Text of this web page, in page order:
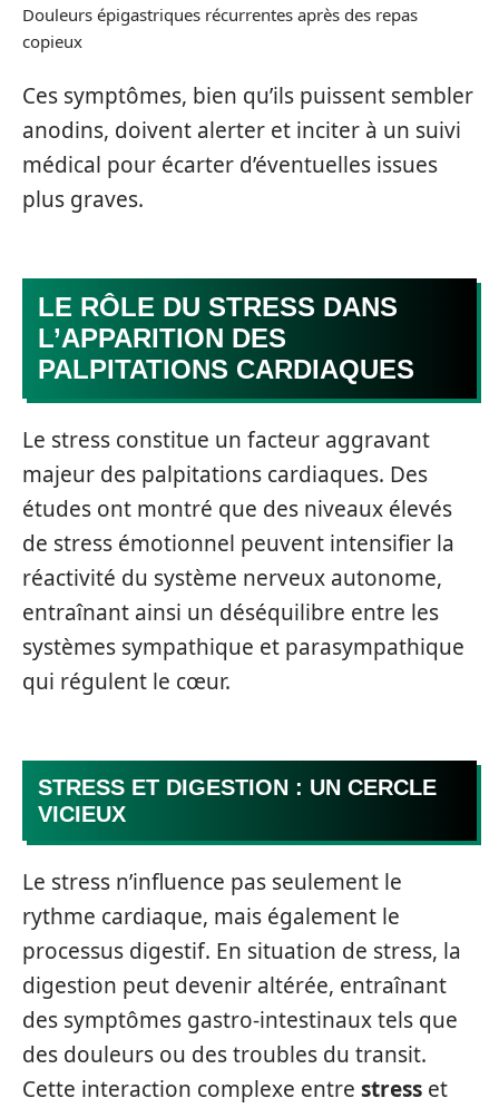
Douleurs épigastriques récurrentes après des repas
copieux
Ces symptômes, bien qu’ils puissent sembler
anodins, doivent alerter et inciter à un suivi
médical pour écarter d’éventuelles issues
plus graves.
LE RÔLE DU STRESS DANS
L’APPARITION DES
PALPITATIONS CARDIAQUES
Le stress constitue un facteur aggravant
majeur des palpitations cardiaques. Des
études ont montré que des niveaux élevés
de stress émotionnel peuvent intensifier la
réactivité du système nerveux autonome,
entraînant ainsi un déséquilibre entre les
systèmes sympathique et parasympathique
qui régulent le cœur.
STRESS ET DIGESTION : UN CERCLE
VICIEUX
Le stress n’influence pas seulement le
rythme cardiaque, mais également le
processus digestif. En situation de stress, la
digestion peut devenir altérée, entraînant
des symptômes gastro-intestinaux tels que
des douleurs ou des troubles du transit.
Cette interaction complexe entre stress et